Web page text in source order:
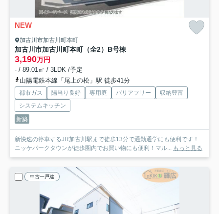
NEW
加古川市加古川町本町
加古川市加古川町本町（全2）B号棟
3,190万円
- / 89.01㎡ / 3LDK /予定
山陽電鉄本線「尾上の松」駅 徒歩41分
都市ガス 陽当り良好 専用庭 バリアフリー
収納豊富
システムキッチン
新築
新快速の停車するJR加古川駅まで徒歩13分で通勤通学にも便利です！
ニッケパークタウンが徒歩圏内でお買い物にも便利！マル... もっと見る
中古一戸建